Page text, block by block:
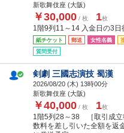
新歌舞伎座 (大阪)
￥30,000 / 枚 1枚
1階9列11～14 入金日の3日
紙チケット 郵送 女性名義
質問受付
剣劇 三國志演技 蜀漢
2026/08/20 (木) 13時00分
新歌舞伎座 (大阪)
￥40,000 / 枚 1枚
1階5列28～38 ［取引成立
数料を差し引いた全額を返